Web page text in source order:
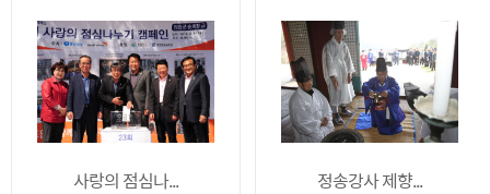
사랑의 점심나... 정송강사 제향...